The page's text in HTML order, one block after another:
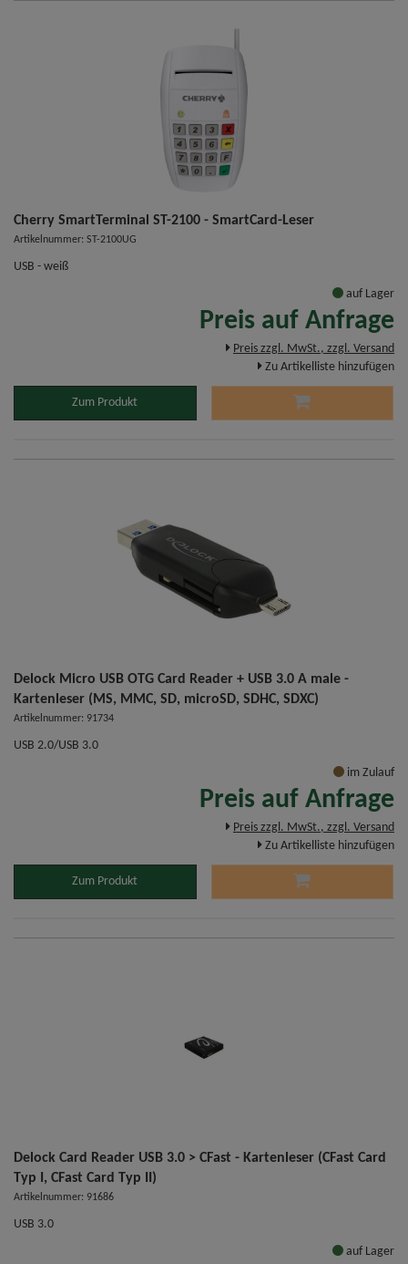
Cherry SmartTerminal ST-2100 - SmartCard-Leser
Artikelnummer: ST-2100UG
USB - weiß
auf Lager
Preis auf Anfrage
Preis zzgl. MwSt., zzgl. Versand
Zu Artikelliste hinzufügen
Zum Produkt
Delock Micro USB OTG Card Reader + USB 3.0 A male -
Kartenleser (MS, MMC, SD, microSD, SDHC, SDXC)
Artikelnummer: 91734
USB 2.0/USB 3.0
im Zulauf
Preis auf Anfrage
Preis zzgl. MwSt., zzgl. Versand
Zu Artikelliste hinzufügen
Zum Produkt
Delock Card Reader USB 3.0 > CFast - Kartenleser (CFast Card
Typ I, CFast Card Typ II)
Artikelnummer: 91686
USB 3.0
auf Lager